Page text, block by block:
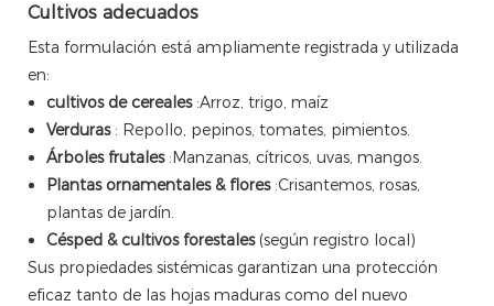
Cultivos adecuados
Esta formulación está ampliamente registrada y utilizada
en:
cultivos de cereales :Arroz, trigo, maíz
Verduras : Repollo, pepinos, tomates, pimientos.
Árboles frutales :Manzanas, cítricos, uvas, mangos.
Plantas ornamentales & flores :Crisantemos, rosas,
plantas de jardín.
Césped & cultivos forestales(según registro local)
Sus propiedades sistémicas garantizan una protección
eficaz tanto de las hojas maduras como del nuevo